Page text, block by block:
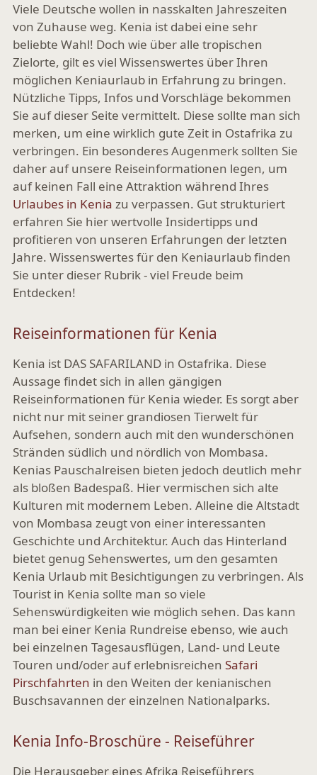
Viele Deutsche wollen in nasskalten Jahreszeiten
von Zuhause weg. Kenia ist dabei eine sehr
beliebte Wahl! Doch wie über alle tropischen
Zielorte, gilt es viel Wissenswertes über Ihren
möglichen Keniaurlaub in Erfahrung zu bringen.
Nützliche Tipps, Infos und Vorschläge bekommen
Sie auf dieser Seite vermittelt. Diese sollte man sich
merken, um eine wirklich gute Zeit in Ostafrika zu
verbringen. Ein besonderes Augenmerk sollten Sie
daher auf unsere Reiseinformationen legen, um
auf keinen Fall eine Attraktion während Ihres
Urlaubes in Kenia zu verpassen. Gut strukturiert
erfahren Sie hier wertvolle Insidertipps und
profitieren von unseren Erfahrungen der letzten
Jahre. Wissenswertes für den Keniaurlaub finden
Sie unter dieser Rubrik - viel Freude beim
Entdecken!
Reiseinformationen für Kenia
Kenia ist DAS SAFARILAND in Ostafrika. Diese
Aussage findet sich in allen gängigen
Reiseinformationen für Kenia wieder. Es sorgt aber
nicht nur mit seiner grandiosen Tierwelt für
Aufsehen, sondern auch mit den wunderschönen
Stränden südlich und nördlich von Mombasa.
Kenias Pauschalreisen bieten jedoch deutlich mehr
als bloßen Badespaß. Hier vermischen sich alte
Kulturen mit modernem Leben. Alleine die Altstadt
von Mombasa zeugt von einer interessanten
Geschichte und Architektur. Auch das Hinterland
bietet genug Sehenswertes, um den gesamten
Kenia Urlaub mit Besichtigungen zu verbringen. Als
Tourist in Kenia sollte man so viele
Sehenswürdigkeiten wie möglich sehen. Das kann
man bei einer Kenia Rundreise ebenso, wie auch
bei einzelnen Tagesausflügen, Land- und Leute
Touren und/oder auf erlebnisreichen Safari
Pirschfahrten in den Weiten der kenianischen
Buschsavannen der einzelnen Nationalparks.
Kenia Info-Broschüre - Reiseführer
Die Herausgeber eines Afrika Reiseführers